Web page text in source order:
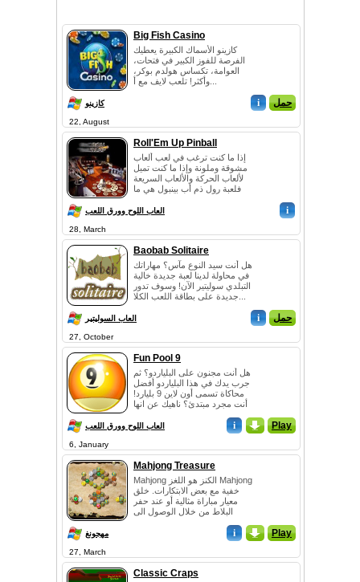
Big Fish Casino
كازينو الأسماك الكبيرة يعطيك
الفرصة للفوز الكبير في فتحات،
العوامة، تكساس هولدم بوكر،
كازينو i حمل
22, August
Roll'Em Up Pinball
إذا ما كنت ترغب في لعب ألعاب
مشوقة وملونة وإذا ما كنت تميل
لألعاب الحركة والألعاب السريعة
فلعبة رول ذم أب بينبول هي ما
العاب اللوح وورق اللعب i
28, March
Baobab Solitaire
هل أنت سيد النوع مآس؟ مهاراتك
في محاولة لدينا لعبة جديدة خالية
التبلدي سوليتير الآن! وسوف تدور
العاب السوليتير i حمل
27, October
Fun Pool 9
هل أنت مجنون على البلياردو؟ ثم
جرب يدك في هذا البلياردو أفضل
محاكاة تسمى أون لاين 9 بليارد!
أنت مجرد مبتدئ؟ ناهيك عن انها
العاب اللوح وورق اللعب i _ Play
6, January
Mahjong Treasure
Mahjong الكنز هو اللغز Mahjong
خفية مع بعض الابتكارات. خلق
معيار مباراة مثالية أو عند حفر
البلاط من خلال الوصول الى
مهجونغ i _ Play
27, March
Classic Craps